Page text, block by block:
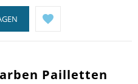
Pailletten